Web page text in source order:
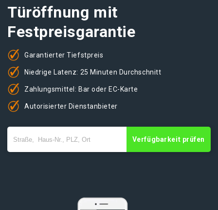
Türöffnung mit
Festpreisgarantie
Garantierter Tiefstpreis
Niedrige Latenz: 25 Minuten Durchschnitt
Zahlungsmittel: Bar oder EC-Karte
Autorisierter Dienstanbieter
Verfügbarkeit prüfen